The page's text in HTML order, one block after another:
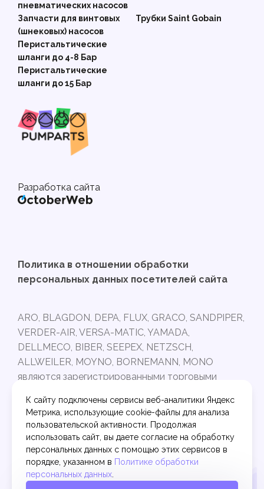
Разработка сайта
пневматических насосов
Запчасти для винтовых
(шнековых) насосов
Трубки Saint Gobain
Перистальтические
шланги до 4-8 Бар
Перистальтические
шланги до 15 Бар
Политика в отношении обработки
персональных данных посетителей сайта
ARO, BLAGDON, DEPA, FLUX, GRACO, SANDPIPER,
VERDER-AIR, VERSA-MATIC, YAMADA,
DELLMECO, BIBER, SEEPEX, NETZSCH,
ALLWEILER, MOYNO, BORNEMANN, MONO
являются зарегистрированными торговыми
Интернет-магазин PUMPARTS.RU не связан с
торговыми марками, указанными выше.
Представленные в ассортименте запчасти
произведены на современном оборудовании по
точным расчетам, из качественных материалов
и подходят к насосному оборудованию
К сайту подключены сервисы веб-аналитики Яндекс
Метрика, использующие cookie-файлы для анализа
пользовательской активности. Продолжая
использовать сайт, вы даете согласие на обработку
персональных данных с помощью этих сервисов в
порядке, указанном в Политике обработки
персональных данных